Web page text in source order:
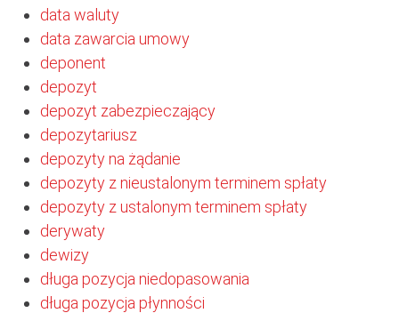
data waluty
data zawarcia umowy
deponent
depozyt
depozyt zabezpieczający
depozytariusz
depozyty na żądanie
depozyty z nieustalonym terminem spłaty
depozyty z ustalonym terminem spłaty
derywaty
dewizy
długa pozycja niedopasowania
długa pozycja płynności